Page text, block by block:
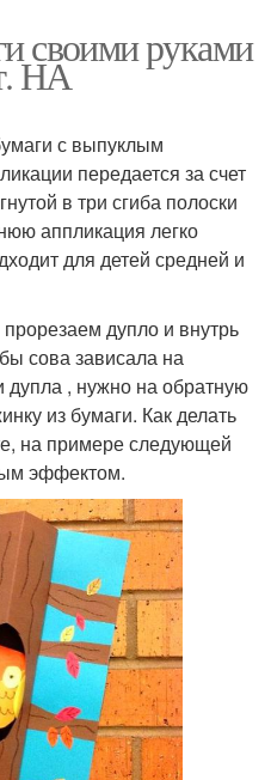
своими руками
НА
с выпуклым
передается за счет
в три сгиба полоски
аппликация легко
для детей средней и
дупло и внутрь
сова зависала на
дупла , нужно на обратную
из бумаги. Как делать
на примере следующей
эффектом.